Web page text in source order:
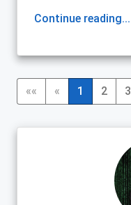
Continue reading...
«« « 1 2 3